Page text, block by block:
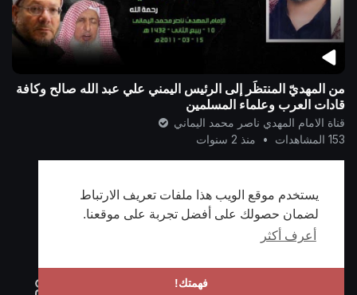
يستخدم موقع الويب هذا ملفات تعريف الارتباط
لضمان حصولك على أفضل تجربة على موقعنا.
أعرف أكثر
فهمتك!
من المهديّ المنتظَر إلى الرئيس اليمني علي عبد الله صالح وكافة
قادات العرب وعلماء المسلمين
قناة الامام المهدي ناصر محمد اليماني
153 المشاهدات
• منذ 2 سنوات
9
10
12